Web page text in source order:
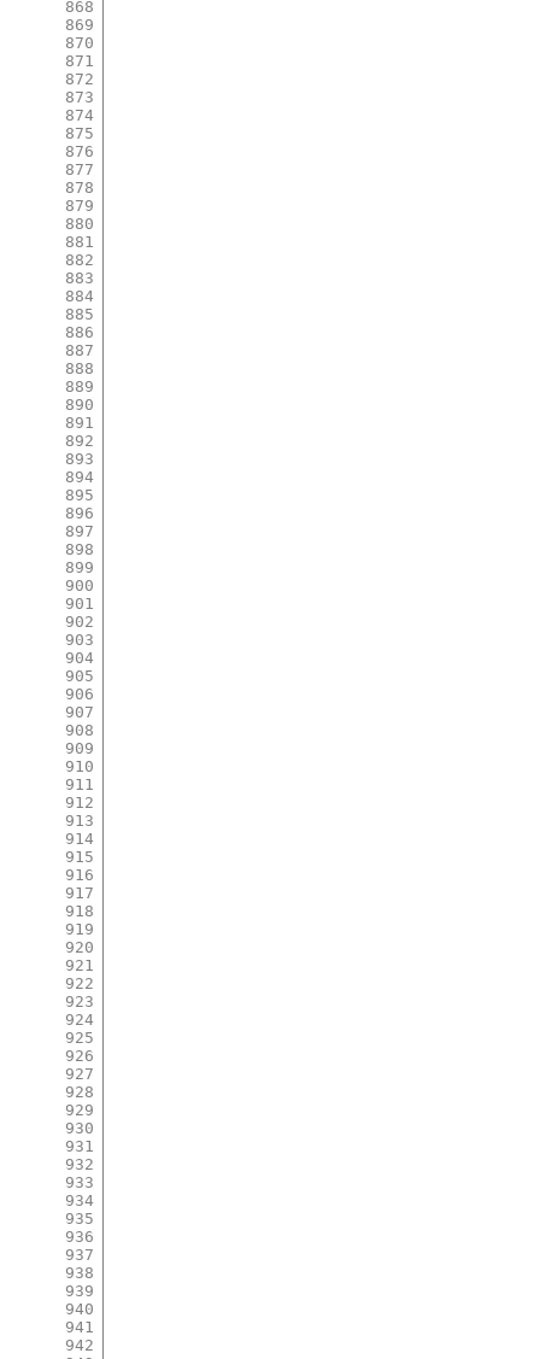
868
869
870
871
872
873
874
875
876
877
878
879
880
881
882
883
884
885
886
887
888
889
890
891
892
893
894
895
896
897
898
899
900
901
902
903
904
905
906
907
908
909
910
911
912
913
914
915
916
917
918
919
920
921
922
923
924
925
926
927
928
929
930
931
932
933
934
935
936
937
938
939
940
941
942